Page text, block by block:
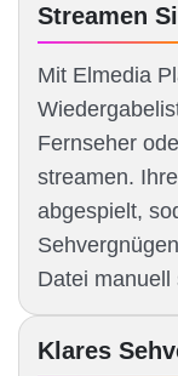
Streamen
Mit Elmedia
Fernseher
streamen.
abgespielt,
Datei manuell
Klares